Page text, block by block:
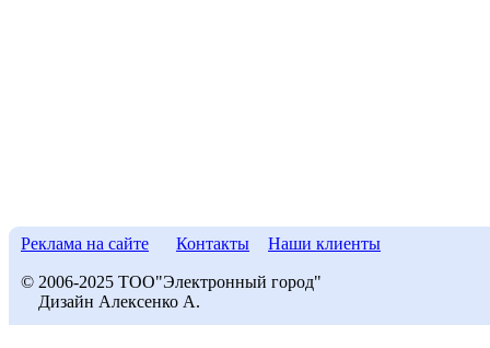
Реклама на сайте Контакты Наши клиенты
© 2006-2025 ТОО"Электронный город"
Дизайн Алексенко А.